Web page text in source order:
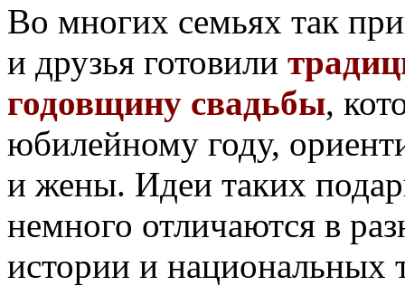
Во многих семьях так
и друзья готовили
годовщину свадьбы,
юбилейному году,
и жены. Идеи таких
немного отличаются в
истории и национальных